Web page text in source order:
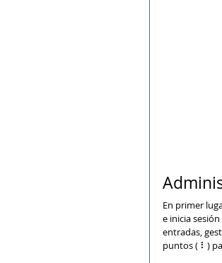
En primer
e inicia
entradas,
puntos ( ⠇)